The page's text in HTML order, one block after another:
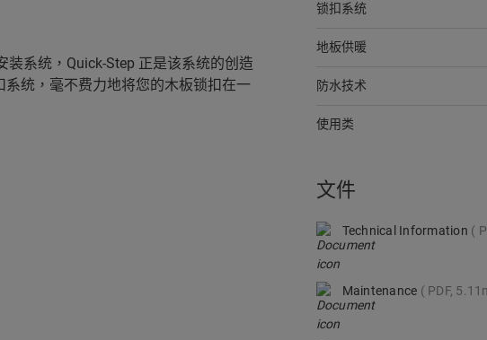
系统，Quick-Step 正是该系统的创造
统，毫不费力地将您的木板锁扣在一
锁扣系统
地板供暖
防水技术
使用类
文件
Technical Information
Maintenance PDF,